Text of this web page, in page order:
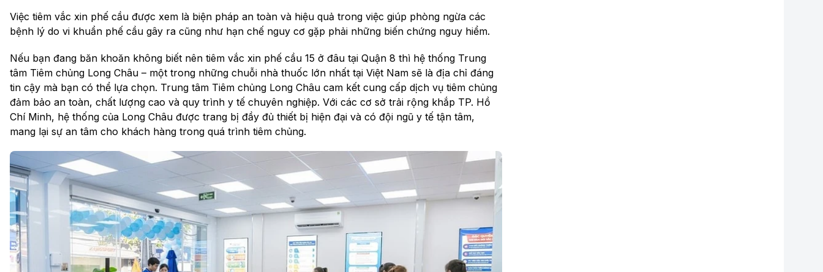
Việc tiêm vắc xin phế cầu được xem là biện pháp an toàn và hiệu quả trong việc giúp phòng ngừa các
bệnh lý do vi khuẩn phế cầu gây ra cũng như hạn chế nguy cơ gặp phải những biến chứng nguy hiểm.
Nếu bạn đang băn khoăn không biết nên tiêm vắc xin phế cầu 15 ở đâu tại Quận 8 thì hệ thống Trung
tâm Tiêm chủng Long Châu – một trong những chuỗi nhà thuốc lớn nhất tại Việt Nam sẽ là địa chỉ đáng
tin cậy mà bạn có thể lựa chọn. Trung tâm Tiêm chủng Long Châu cam kết cung cấp dịch vụ tiêm chủng
đảm bảo an toàn, chất lượng cao và quy trình y tế chuyên nghiệp. Với các cơ sở trải rộng khắp TP. Hồ
Chí Minh, hệ thống của Long Châu được trang bị đầy đủ thiết bị hiện đại và có đội ngũ y tế tận tâm,
mang lại sự an tâm cho khách hàng trong quá trình tiêm chủng.